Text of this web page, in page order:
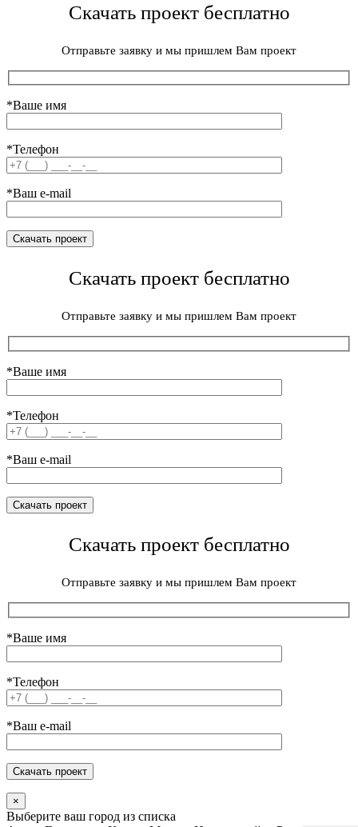
Скачать проект бесплатно
Отправьте заявку и мы пришлем Вам проект
*Ваше имя
*Телефон
*Ваш e-mail
Скачать проект бесплатно
Отправьте заявку и мы пришлем Вам проект
*Ваше имя
*Телефон
*Ваш e-mail
Скачать проект бесплатно
Отправьте заявку и мы пришлем Вам проект
*Ваше имя
*Телефон
*Ваш e-mail
×
Выберите ваш город из списка